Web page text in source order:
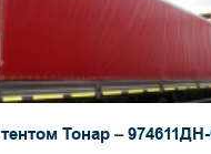
Тонар –